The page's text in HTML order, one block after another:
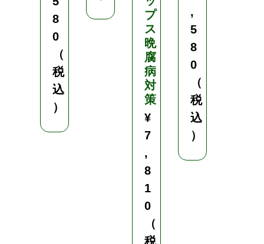
8
0
（
税
込
）
プ
ス
晩
腐
病
対
策
¥
7
,
8
1
0
（
税
,
5
8
0
（
税
込
）